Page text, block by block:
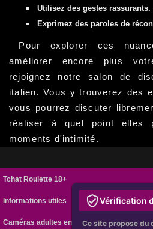
Utilisez des gestes rassurants.
Exprimez des paroles de
Pour explorer ces
améliorer encore plus
rejoignez notre salon de
italien. Vous y trouverez des
vous pourrez discuter
réaliser à quel point elles
moments d'intimité.
Tchat Roulette 18+
Informations utiles
Caméras adultes en ligne
Vérification
Ce site propose du